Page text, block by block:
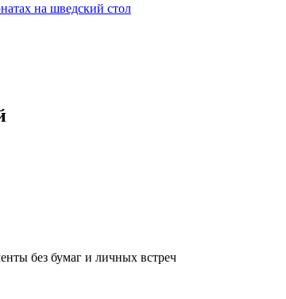
на шведский стол
без бумаг и личных встреч